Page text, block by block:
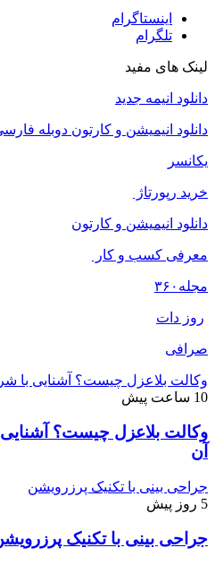
اینستاگرام
تلگرام
لینک های مفید
دانلود انیمه جدید
دانلود انیمیشن و کارتون دوبله
یکانسر
خرید رپورتاژ
دانلود انیمیشن و کارتون
معرفی کسب و کار
مجله ۳۶۰
روز دات
صرافی
وکالت بلاعزل چیست؟ آشنایی با
10 ساعت پیش
وکالت بلاعزل چیست؟
آن
جراحی بینی با تکنیک پرزرویشن
5 روز پیش
جراحی بینی با تکنیک